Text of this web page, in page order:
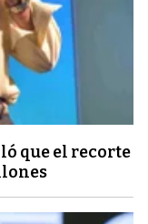
que el recorte